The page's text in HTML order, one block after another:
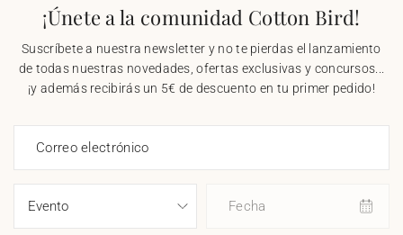
¡Únete a la comunidad Cotton Bird!
Suscríbete a nuestra newsletter y no te pierdas el lanzamiento
de todas nuestras novedades, ofertas exclusivas y concursos...
¡y además recibirás un 5€ de descuento en tu primer pedido!
Correo electrónico
Fecha